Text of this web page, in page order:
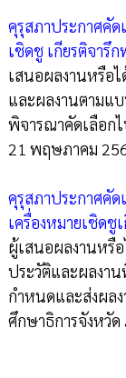
คุรุสภาประกาศคัด
เชิดชู เกียรติจารึ
เสนอผลงานหรือ
และผลงานตามแ
พิจารณาคัดเลือก
21 พฤษภาคม
คุรุสภาประกาศคั
เครื่องหมายเชิดชู
ผู้เสนอผลงานหรื
ประวัติและผลงา
กำหนดและส่งผล
ศึกษาธิการจังหวั